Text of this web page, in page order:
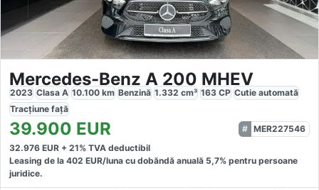
Mercedes-Benz A 200 MHEV
2023 Clasa A 10.100 km Benzină 1.332 cm³ 163 CP Cutie automată
Tracțiune față
39.900 EUR
MER227546
32.976 EUR + 21% TVA deductibil
Leasing de la 402 EUR/luna cu dobăndă anuală 5,7% pentru persoane
juridice.